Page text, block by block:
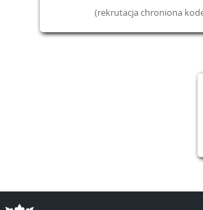
(rekrutacja chroniona